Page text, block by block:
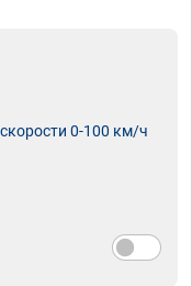
0-100 км/ч